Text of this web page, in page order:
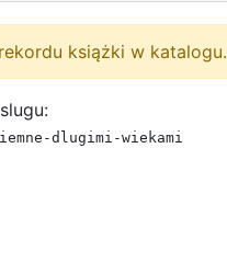
książki w katalogu.
dlugimi-wiekami